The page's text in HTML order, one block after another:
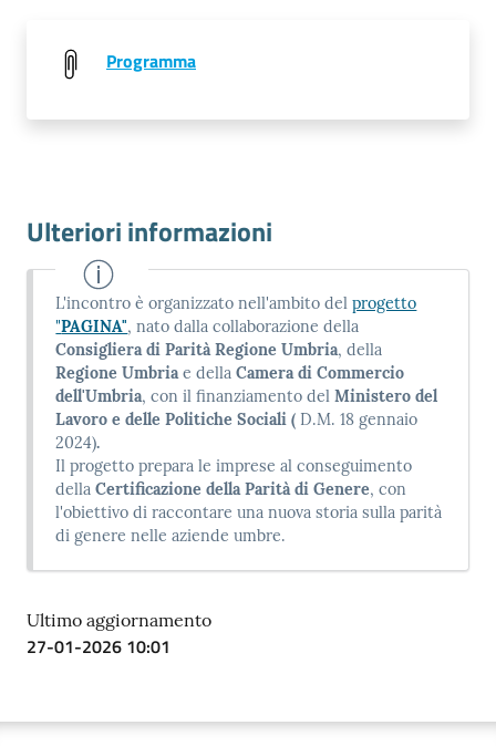
Programma
Ulteriori informazioni
L'incontro è organizzato nell'ambito delprogetto
"PAGINA", nato dalla collaborazione della
Consigliera di Parità Regione Umbria, della
Regione Umbriae dellaCamera di Commercio
dell'Umbria, con il finanziamento delMinistero del
Lavoro e delle Politiche Sociali ( D.M. 18 gennaio
2024).
Il progetto prepara le imprese al conseguimento
dellaCertificazione della Parità di Genere, con
l'obiettivo di raccontare una nuova storia sulla parità
di genere nelle aziende umbre.
Ultimo aggiornamento
27-01-2026 10:01